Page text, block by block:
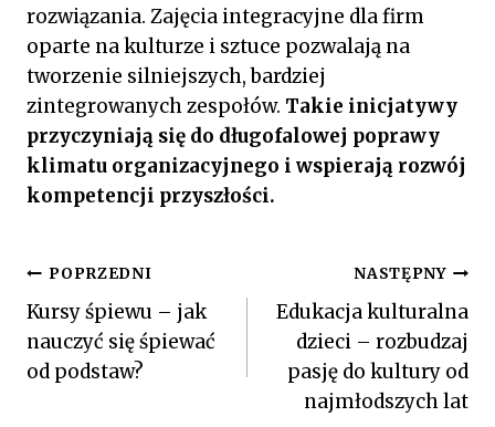
rozwiązania. Zajęcia integracyjne dla firm
oparte na kulturze i sztuce pozwalają na
tworzenie silniejszych, bardziej
zintegrowanych zespołów. Takie inicjatywy
przyczyniają się do długofalowej poprawy
klimatu organizacyjnego i wspierają rozwój
kompetencji przyszłości.
Nawigacja
wpisu
POPRZEDNI
Kursy śpiewu – jak
nauczyć się śpiewać
od podstaw?
NASTĘPNY
Edukacja kulturalna
dzieci – rozbudzaj
pasję do kultury od
najmłodszych lat